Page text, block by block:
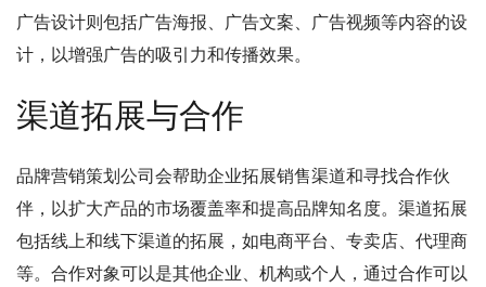
广告设计则包括广告海报、广告文案、广告视频等内容的设
计，以增强广告的吸引力和传播效果。
渠道拓展与合作
品牌营销策划公司会帮助企业拓展销售渠道和寻找合作伙
伴，以扩大产品的市场覆盖率和提高品牌知名度。渠道拓展
包括线上和线下渠道的拓展，如电商平台、专卖店、代理商
等。合作对象可以是其他企业、机构或个人，通过合作可以